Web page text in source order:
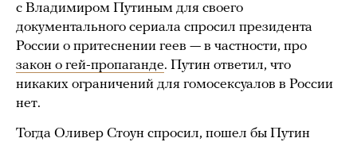
с Владимиром Путиным для своего
документального сериала спросил президента
России о притеснении геев — в частности, про
закон о гей-пропаганде. Путин ответил, что
никаких ограничений для гомосексуалов в России
нет.
Тогда Оливер Стоун спросил, пошел бы Путин